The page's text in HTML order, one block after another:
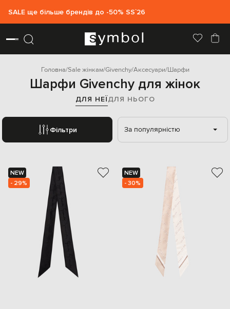
SALE ще більше брендів до -50% SS`26
Головна Sale жінкам Givenchy Аксесуари Шарфи
Шарфи Givenchy для жінок
ДЛЯ НЕЇДЛЯ НЬОГО
Фільтри За популярністю
NEW
- 29%
NEW
- 30%